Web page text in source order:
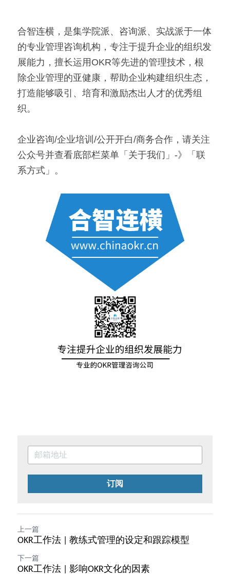
合智连横，是集学院派、咨询派、实战派于一体
的专业管理咨询机构，专注于提升企业的组织发
展能力，擅长运用OKR等先进的管理技术，根
除企业管理的亚健康，帮助企业构建组织生态，
打造能够吸引、培育和激励杰出人才的优秀组
织。
企业咨询/企业培训/公开开白/商务合作，请关注
公众号并查看底部栏菜单「关于我们」-》「联
系方式」。
订阅
上一篇
OKR工作法 | 教练式管理的设定和跟踪模型
下一篇
OKR工作法 | 影响OKR文化的因素